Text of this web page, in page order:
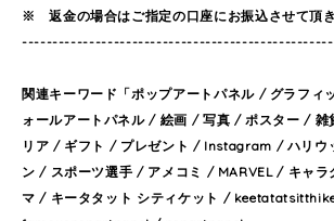
※ 返金の場合はご指定の口座にお振込させて頂き
関連キーワード「ポップアートパネル / グラフィ
ォールアートパネル / 絵画 / 写真 / ポスター /
リア / ギフト / プレゼント / Instagram / ハリウ
ン / スポーツ選手 / アメコミ / MARVEL / キャ
マ / キータタット シティケット /